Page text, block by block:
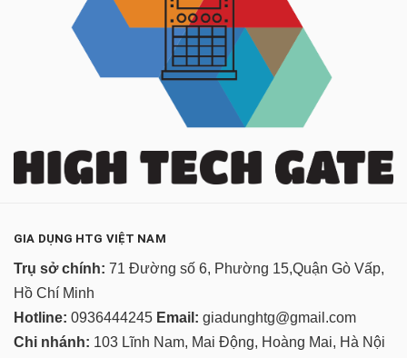
GIA DỤNG HTG VIỆT NAM
Trụ sở chính: 71 Đường số 6, Phường 15,Quận Gò Vấp,
Hồ Chí Minh
Hotline: 0936444245 Email: giadunghtg@gmail.com
Chi nhánh: 103 Lĩnh Nam, Mai Động, Hoàng Mai, Hà Nội